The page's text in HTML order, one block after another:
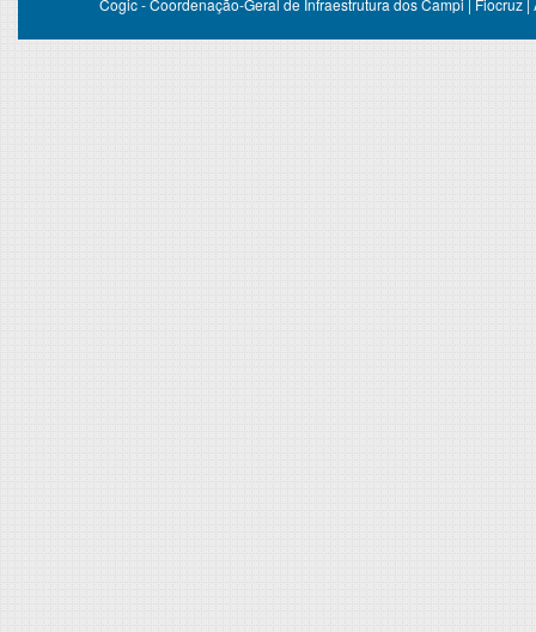
Cogic - Coordenação-Geral de Infraestrutura dos Campi | Fiocruz